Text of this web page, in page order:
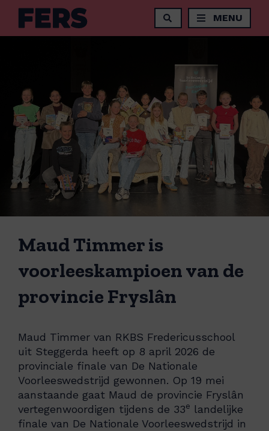
MENU
Maud Timmer is
voorleeskampioen van de
provincie Fryslân
Maud Timmer van RKBS Fredericusschool
uit Steggerda heeft op 8 april 2026 de
provinciale finale van De Nationale
Voorleeswedstrijd gewonnen. Op 19 mei
aanstaande gaat Maud de provincie Fryslân
vertegenwoordigen tijdens de 33e landelijke
finale van De Nationale Voorleeswedstrijd in